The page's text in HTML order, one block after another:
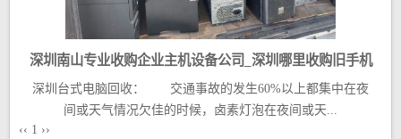
深圳南山专业收购企业主机设备公司_深圳哪里收购旧手机
电脑
深圳台式电脑回收： 交通事故的发生60%以上都集中在夜
间或天气情况欠佳的时候，卤素灯泡在夜间或天...
‹‹ 1 ››